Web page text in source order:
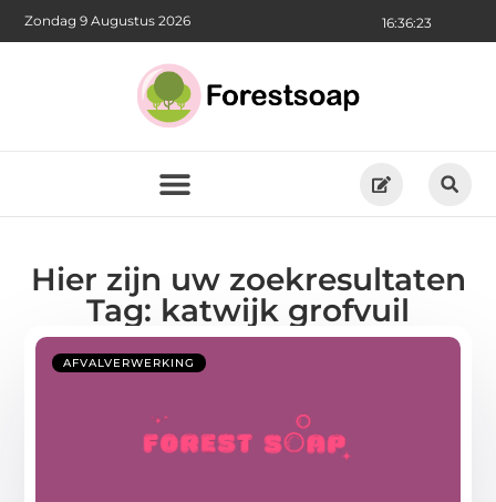
16:36:24
Zondag 9 Augustus 2026
Hier zijn uw zoekresultaten
Tag: katwijk grofvuil
AFVALVERWERKING